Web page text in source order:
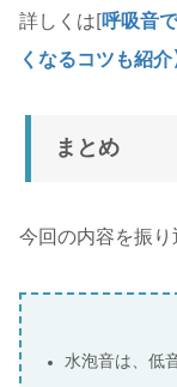
詳しくは[ 呼吸音
くなるコツも紹介
まとめ
今回の内容を振り
水泡音は、低